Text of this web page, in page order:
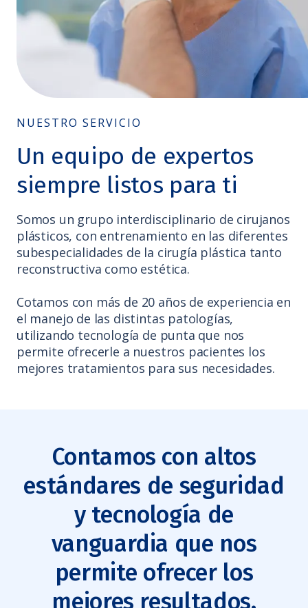
NUESTRO SERVICIO
Un equipo de expertos
siempre listos para ti
Somos un grupo interdisciplinario de cirujanos
plásticos, con entrenamiento en las diferentes
subespecialidades de la cirugía plástica tanto
reconstructiva como estética.
Cotamos con más de 20 años de experiencia en
el manejo de las distintas patologías,
utilizando tecnología de punta que nos
permite ofrecerle a nuestros pacientes los
mejores tratamientos para sus necesidades.
Contamos con altos
estándares de seguridad
y tecnología de
vanguardia que nos
permite ofrecer los
mejores resultados.